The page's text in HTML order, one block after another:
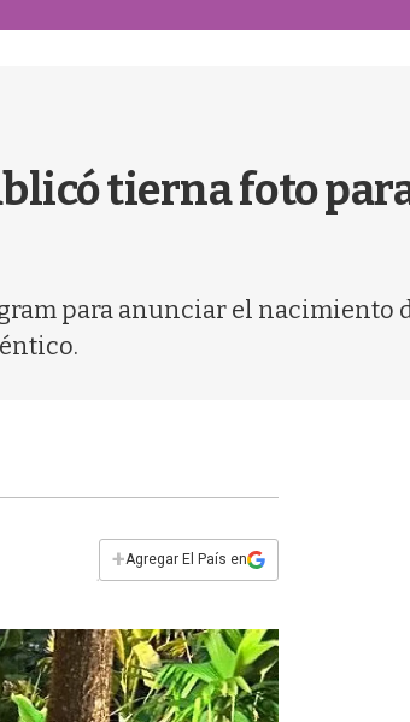
tierna foto
para anunciar el nacimiento
+Agregar El País en